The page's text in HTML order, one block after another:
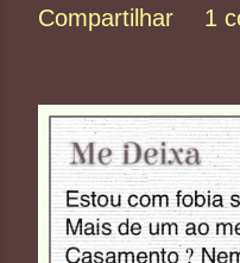
Compartilhar
1